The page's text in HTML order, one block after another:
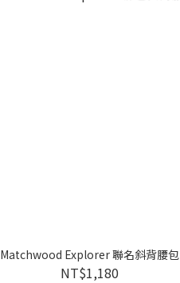
Matchwood Explorer 聯名斜背腰包
NT$1,180